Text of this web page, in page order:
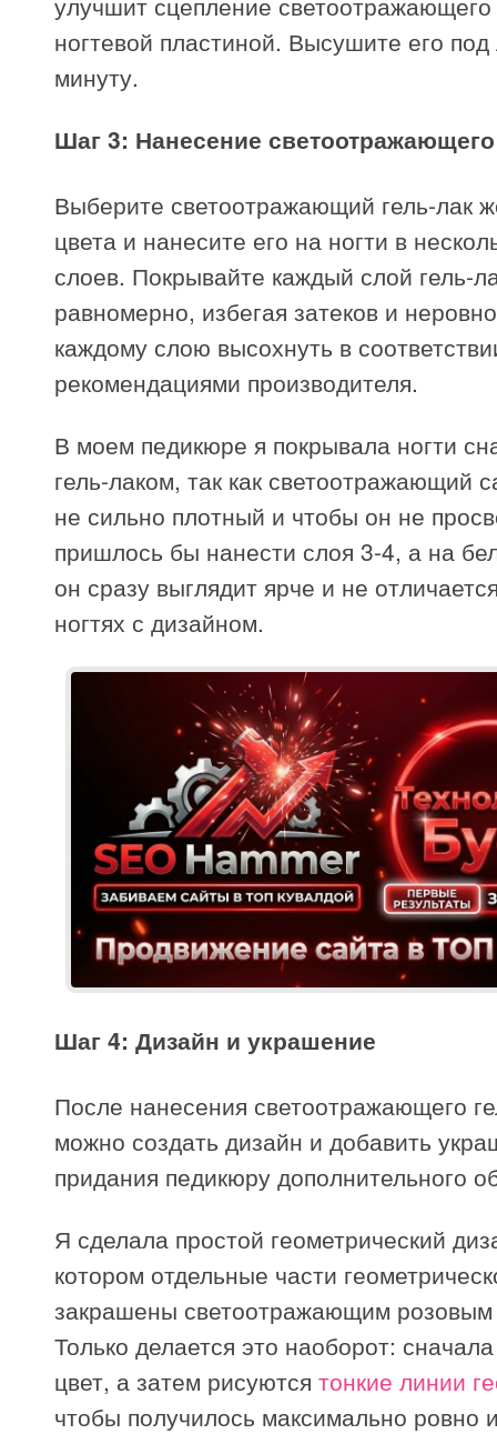
ногтевой пластиной. Высушите его
минуту.
Шаг 3: Нанесение светоотражающего
Выберите светоотражающий гель-лак
цвета и нанесите его на ногти в
слоев. Покрывайте каждый слой гель-
равномерно, избегая затеков и
каждому слою высохнуть в
рекомендациями производителя.
В моем педикюре я покрывала ногти
гель-лаком, так как светоотражающий
не сильно плотный и чтобы он не
пришлось бы нанести слоя 3-4, а на
он сразу выглядит ярче и не
ногтях с дизайном.
Шаг 4: Дизайн и украшение
После нанесения светоотражающего
можно создать дизайн и добавить
придания педикюру дополнительного
Я сделала простой геометрический
котором отдельные части
закрашены светоотражающим розовым
Только делается это наоборот:
цвет, а затем рисуются тонкие линии
чтобы получилось максимально ровно